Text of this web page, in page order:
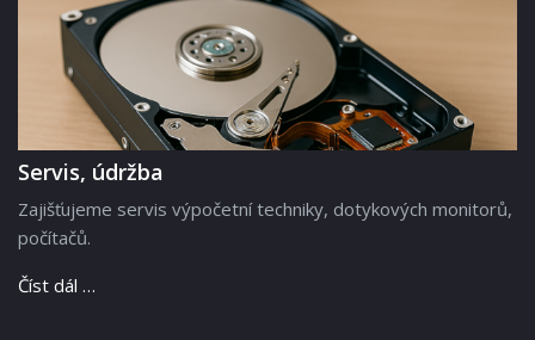
Servis, údržba
Zajišťujeme servis výpočetní techniky, dotykových monitorů,
počítačů.
Číst dál …